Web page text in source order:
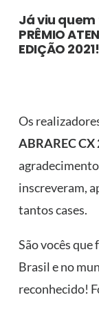
Já viu
PRÊMIO
EDIÇÃO
Os
ABRAREC CX
inscreveram,
tantos cases.
São vocês que
Brasil e no
reconhecido!